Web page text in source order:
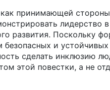
принимающей
лидерство
развития. Поскольку
безопасных и
сделать инклюзию
этой повестки, а не